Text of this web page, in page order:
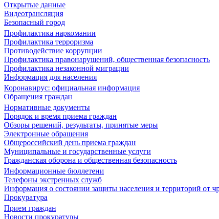
Открытые данные
Видеотрансляция
Безопасный город
Профилактика наркомании
Профилактика терроризма
Противодействие коррупции
Профилактика правонарушений, общественная безопасность
Профилактика незаконной миграции
Информация для населения
Коронавирус: официальная информация
Обращения граждан
Нормативные документы
Порядок и время приема граждан
Обзоры решений, результаты, принятые меры
Электронные обращения
Общероссийский день приема граждан
Муниципальные и государственные услуги
Гражданская оборона и общественная безопасность
Информационные бюллетени
Телефоны экстренных служб
Информация о состоянии защиты населения и территорий от
Прокуратура
Прием граждан
Новости прокуратуры